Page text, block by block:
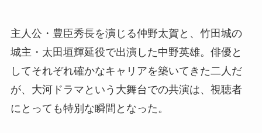
主人公・豊臣秀長を演じる仲野太賀と、竹田城の
城主・太田垣輝延役で出演した中野英雄。俳優と
してそれぞれ確かなキャリアを築いてきた二人だ
が、大河ドラマという大舞台での共演は、視聴者
にとっても特別な瞬間となった。